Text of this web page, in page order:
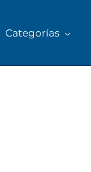
Categorías